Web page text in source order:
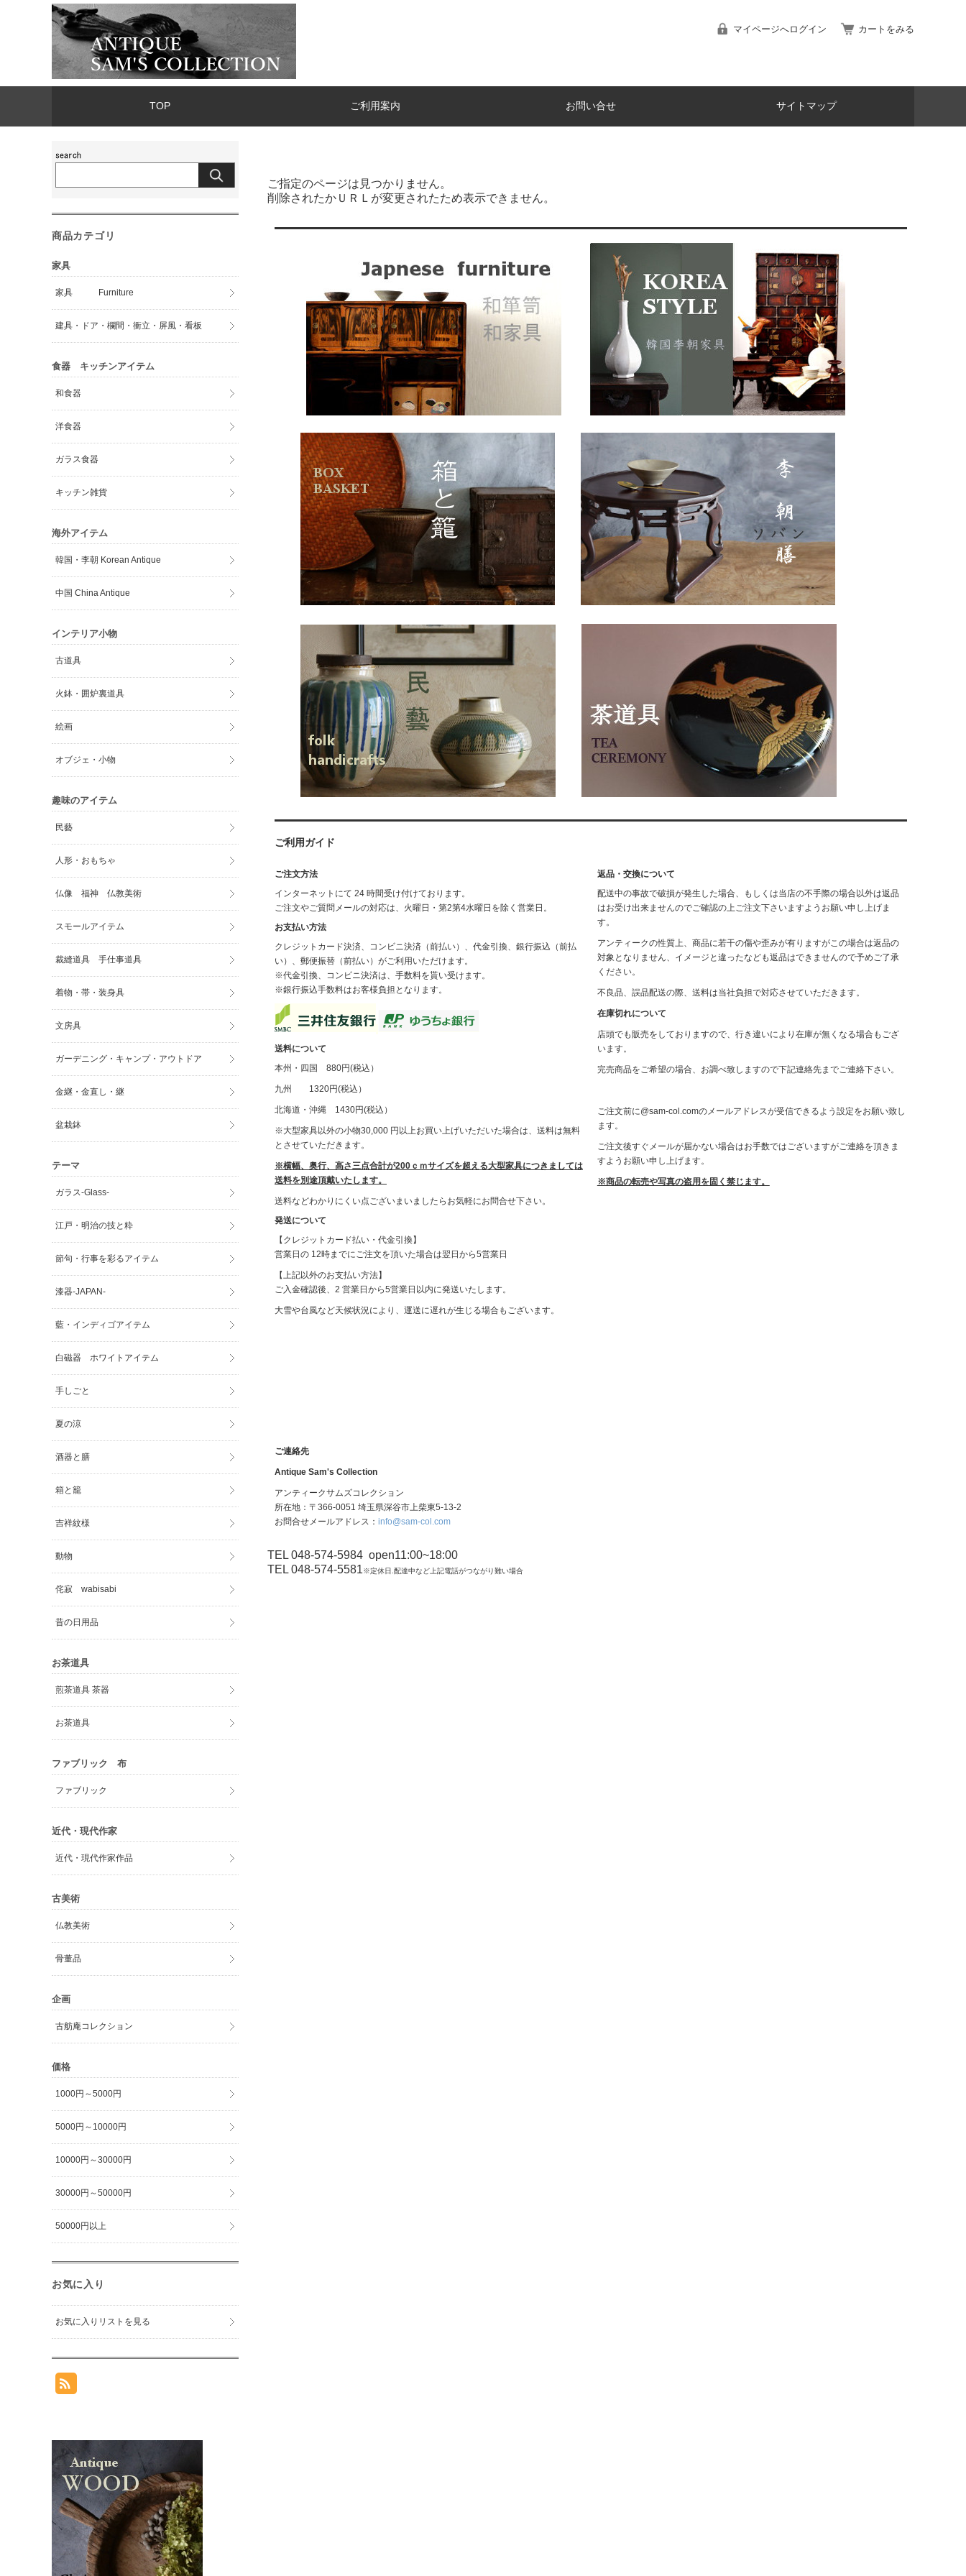
マイページへログイン カートをみる
TOP ご利用案内 お問い合せ サイトマップ
ご指定のページは見つかりません。
削除されたかＵＲＬが変更されたため表示できません。
ご利用ガイド
ご注文方法
インターネットにて 24 時間受け付けております。
ご注文やご質問メールの対応は、火曜日・第2第4水曜日を除く営業日。
お支払い方法
クレジットカード決済、コンビニ決済（前払い）、代金引換、銀行振込（前払
い）、郵便振替（前払い）がご利用いただけます。
※代金引換、コンビニ決済は、手数料を貰い受けます。
※銀行振込手数料はお客様負担となります。
送料について
本州・四国 880円(税込）
九州 1320円(税込）
北海道・沖縄 1430円(税込）
※大型家具以外の小物30,000 円以上お買い上げいただいた場合は、送料は無料
とさせていただきます。
※横幅、奥行、高さ三点合計が200ｃｍサイズを超える大型家具につきましては
送料を別途頂戴いたします。
送料などわかりにくい点ございまいましたらお気軽にお問合せ下さい。
発送について
【クレジットカード払い・代金引換】
営業日の 12時までにご注文を頂いた場合は翌日から5営業日
【上記以外のお支払い方法】
ご入金確認後、2 営業日から5営業日以内に発送いたします。
大雪や台風など天候状況により、運送に遅れが生じる場合もございます。
返品・交換について
配送中の事故で破損が発生した場合、もしくは当店の不手際の場合以外は返品
はお受け出来ませんのでご確認の上ご注文下さいますようお願い申し上げま
す。
アンティークの性質上、商品に若干の傷や歪みが有りますがこの場合は返品の
対象となりません、イメージと違ったなども返品はできませんので予めご了承
ください。
不良品、誤品配送の際、送料は当社負担で対応させていただきます。
在庫切れについて
店頭でも販売をしておりますので、行き違いにより在庫が無くなる場合もござ
います。
完売商品をご希望の場合、お調べ致しますので下記連絡先までご連絡下さい。
ご注文前に@sam-col.comのメールアドレスが受信できるよう設定をお願い致し
ます。
ご注文後すぐメールが届かない場合はお手数ではございますがご連絡を頂きま
すようお願い申し上げます。
※商品の転売や写真の盗用を固く禁じます。
ご連絡先
Antique Sam's Collection
アンティークサムズコレクション
所在地：〒366-0051 埼玉県深谷市上柴東5-13-2
お問合せメールアドレス： info@sam-col.com
TEL 048-574-5984 open11:00~18:00
TEL 048-574-5581※定休日.配達中など上記電話がつながり難い場合
商品カテゴリ
家具
家具 Furniture
建具・ドア・欄間・衝立・屏風・看板
食器 キッチンアイテム
和食器
洋食器
ガラス食器
キッチン雑貨
海外アイテム
韓国・李朝 Korean Antique
中国 China Antique
インテリア小物
古道具
火鉢・囲炉裏道具
絵画
オブジェ・小物
趣味のアイテム
民藝
人形・おもちゃ
仏像 福神 仏教美術
スモールアイテム
裁縫道具 手仕事道具
着物・帯・装身具
文房具
ガーデニング・キャンプ・アウトドア
金継・金直し・継
盆栽鉢
テーマ
ガラス-Glass-
江戸・明治の技と粋
節句・行事を彩るアイテム
漆器-JAPAN-
藍・インディゴアイテム
白磁器 ホワイトアイテム
手しごと
夏の涼
酒器と膳
箱と籠
吉祥紋様
動物
侘寂 wabisabi
昔の日用品
お茶道具
煎茶道具 茶器
お茶道具
ファブリック 布
ファブリック
近代・現代作家
近代・現代作家作品
古美術
仏教美術
骨董品
企画
古舫庵コレクション
価格
1000円～5000円
5000円～10000円
10000円～30000円
30000円～50000円
50000円以上
お気に入り
お気に入りリストを見る